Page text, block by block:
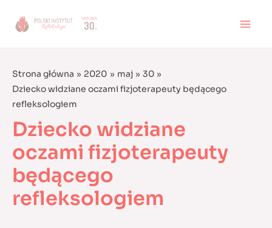
Strona główna 2020 maj
30
Dziecko widziane oczami fizjoterapeuty będącego
refleksologiem
Dziecko widziane
oczami fizjoterapeuty
będącego
refleksologiem